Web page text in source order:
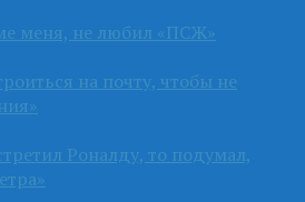
меня, не любил «ПСЖ»
на почту, чтобы не
Роналду, то подумал,